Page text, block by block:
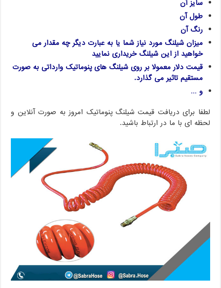
سایز آن
طول آن
رنگ آن
میزان شیلنگ مورد نیاز شما یا به عبارت دیگر چه مقدار می
خواهید از این شیلنگ خریداری نمایید
قیمت دلار معمولا بر روی شیلنگ های پنوماتیک وارداتی به صورت
مستقیم تاثیر می گذارد.
و …
لطفا برای دریافت قیمت شیلنگ پنوماتیک امروز به صورت آنلاین و
لحظه ای با ما در ارتباط باشید.